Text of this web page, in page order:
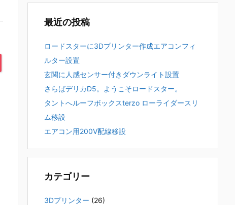
最近の投稿
ロードスターに3Dプリンター作成エアコンフィ
ルター設置
玄関に人感センサー付きダウンライト設置
さらばデリカD5。ようこそロードスター。
タントへルーフボックスterzo ローライダースリ
ム移設
エアコン用200V配線移設
カテゴリー
3Dプリンター (26)